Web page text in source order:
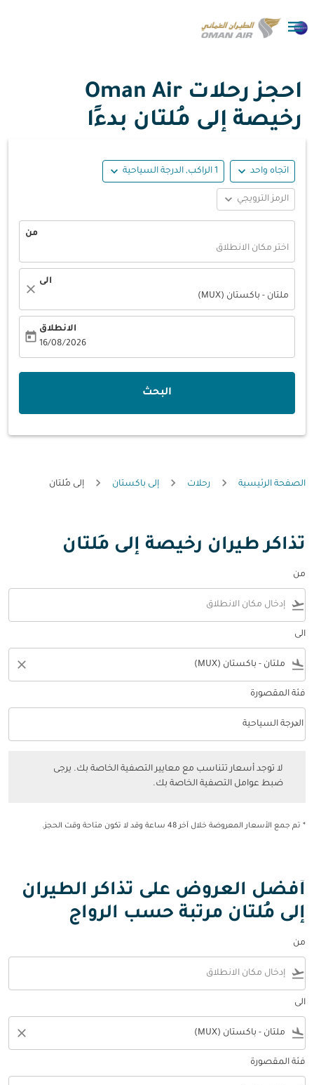

احجز رحلات Oman Air
رخيصة إلى مُلتان بدءًا
اتجاه واحد expand_more 1 الراكب, الدرجة السياحية expand_more
الرمز الترويجي expand_more
من
اختر مكان الانطلاق
الى
ملتان - باكستان (MUX)
close
الانطلاق
16/08/2026
today
البحث
الصفحة الرئيسية رحلات إلى باكستان إلى مُلتان
تذاكر طيران رخيصة إلى مُلتان
من
flight_takeoff
الى
flight_land
close
فئة المقصورة
فئة المقصورة option الدرجة السياحية Selected
الدرجة السياحية
keyboard_arrow_down
لا توجد أسعار تتناسب مع معايير التصفية الخاصة بك. يرجى
ضبط عوامل التصفية الخاصة بك.
* تم جمع الأسعار المعروضة خلال آخر 48 ساعة وقد لا تكون متاحة وقت الحجز.
أفضل العروض على تذاكر الطيران
إلى مُلتان مرتبة حسب الرواج
من
flight_takeoff
الى
flight_land
close
فئة المقصورة